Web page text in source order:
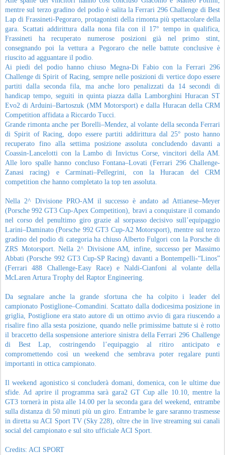
mentre sul terzo gradino del podio è salita la Ferrari 296 Challenge di Best
Lap di Frassineti-Pegoraro, protagonisti della rimonta più spettacolare della
gara. Scattati addirittura dalla nona fila con il 17° tempo in qualifica,
Frassineti ha recuperato numerose posizioni già nel primo stint,
consegnando poi la vettura a Pegoraro che nelle battute conclusive è
riuscito ad agguantare il podio.
Ai piedi del podio hanno chiuso Megna-Di Fabio con la Ferrari 296
Challenge di Spirit of Racing, sempre nelle posizioni di vertice dopo essere
partiti dalla seconda fila, ma anche loro penalizzati da 14 secondi di
handicap tempo, seguiti in quinta piazza dalla Lamborghini Huracan ST
Evo2 di Arduini–Bartoszuk (MM Motorsport) e dalla Huracan della CRM
Competition affidata a Riccardo Tucci.
Grande rimonta anche per Borelli–Mendez, al volante della seconda Ferrari
di Spirit of Racing, dopo essere partiti addirittura dal 25° posto hanno
recuperato fino alla settima posizione assoluta concludendo davanti a
Coassin-Lancelotti con la Lambo di Invictus Corse, vincitori della AM.
Alle loro spalle hanno concluso Fontana–Lovati (Ferrari 296 Challenge-
Zanasi racing) e Carminati–Pellegrini, con la Huracan del CRM
competition che hanno completato la top ten assoluta.
Nella 2^ Divisione PRO-AM il successo è andato ad Attianese–Meyer
(Porsche 992 GT3 Cup-Apex Competition), bravi a conquistare il comando
nel corso del penultimo giro grazie al sorpasso decisivo sull’equipaggio
Larini–Daminato (Porsche 992 GT3 Cup-A2 Motorsport), mentre sul terzo
gradino del podio di categoria ha chiuso Alberto Fulgori con la Porsche di
ZRS Motorsport. Nella 2^ Divisione AM, infine, successo per Massimo
Abbati (Porsche 992 GT3 Cup-SP Racing) davanti a Bontempelli-“Linos”
(Ferrari 488 Challenge-Easy Race) e Naldi-Cianfoni al volante della
McLaren Artura Trophy del Raptor Engineering.
Da segnalare anche la grande sfortuna che ha colpito i leader del
campionato Postiglione–Comandini. Scattato dalla dodicesima posizione in
griglia, Postiglione era stato autore di un ottimo avvio di gara riuscendo a
risalire fino alla sesta posizione, quando nelle primissime battute si è rotto
il braccetto della sospensione anteriore sinistra della Ferrari 296 Challenge
di Best Lap, costringendo l’equipaggio al ritiro anticipato e
compromettendo così un weekend che sembrava poter regalare punti
importanti in ottica campionato.
Il weekend agonistico si concluderà domani, domenica, con le ultime due
sfide. Ad aprire il programma sarà gara2 GT Cup alle 10.10, mentre la
GT3 tornerà in pista alle 14.00 per la seconda gara del weekend, entrambe
sulla distanza di 50 minuti più un giro. Entrambe le gare saranno trasmesse
in diretta su ACI Sport TV (Sky 228), oltre che in live streaming sui canali
social del campionato e sul sito ufficiale ACI Sport.
Credits: ACI SPORT